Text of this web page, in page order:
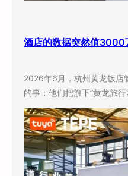
2026年6月，杭州黄龙饭店
的事：他们把旗下”黄龙旅行